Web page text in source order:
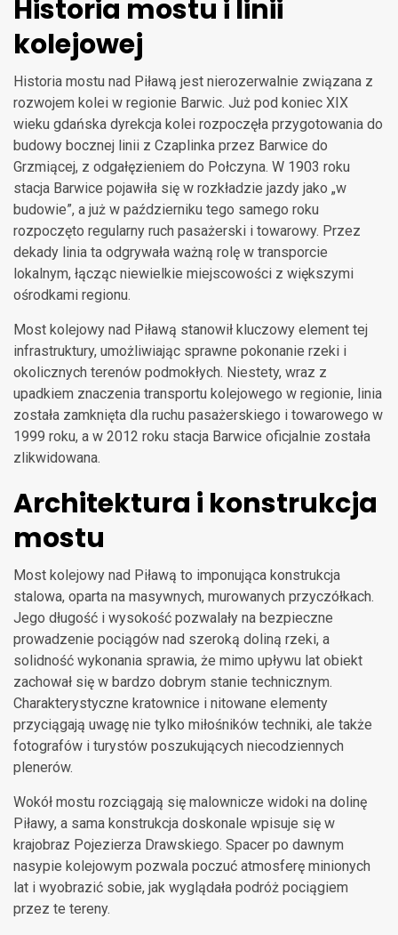
Historia mostu i linii
kolejowej
Historia mostu nad Piławą jest nierozerwalnie związana z
rozwojem kolei w regionie Barwic. Już pod koniec XIX
wieku gdańska dyrekcja kolei rozpoczęła przygotowania do
budowy bocznej linii z Czaplinka przez Barwice do
Grzmiącej, z odgałęzieniem do Połczyna. W 1903 roku
stacja Barwice pojawiła się w rozkładzie jazdy jako „w
budowie”, a już w październiku tego samego roku
rozpoczęto regularny ruch pasażerski i towarowy. Przez
dekady linia ta odgrywała ważną rolę w transporcie
lokalnym, łącząc niewielkie miejscowości z większymi
ośrodkami regionu.
Most kolejowy nad Piławą stanowił kluczowy element tej
infrastruktury, umożliwiając sprawne pokonanie rzeki i
okolicznych terenów podmokłych. Niestety, wraz z
upadkiem znaczenia transportu kolejowego w regionie, linia
została zamknięta dla ruchu pasażerskiego i towarowego w
1999 roku, a w 2012 roku stacja Barwice oficjalnie została
zlikwidowana.
Architektura i konstrukcja
mostu
Most kolejowy nad Piławą to imponująca konstrukcja
stalowa, oparta na masywnych, murowanych przyczółkach.
Jego długość i wysokość pozwalały na bezpieczne
prowadzenie pociągów nad szeroką doliną rzeki, a
solidność wykonania sprawia, że mimo upływu lat obiekt
zachował się w bardzo dobrym stanie technicznym.
Charakterystyczne kratownice i nitowane elementy
przyciągają uwagę nie tylko miłośników techniki, ale także
fotografów i turystów poszukujących niecodziennych
plenerów.
Wokół mostu rozciągają się malownicze widoki na dolinę
Piławy, a sama konstrukcja doskonale wpisuje się w
krajobraz Pojezierza Drawskiego. Spacer po dawnym
nasypie kolejowym pozwala poczuć atmosferę minionych
lat i wyobrazić sobie, jak wyglądała podróż pociągiem
przez te tereny.